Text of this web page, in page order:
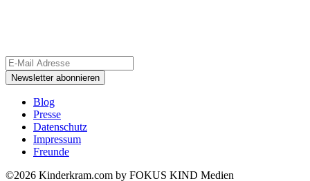
Blog
Presse
Datenschutz
Impressum
Freunde
©2026 Kinderkram.com by FOKUS KIND Medien